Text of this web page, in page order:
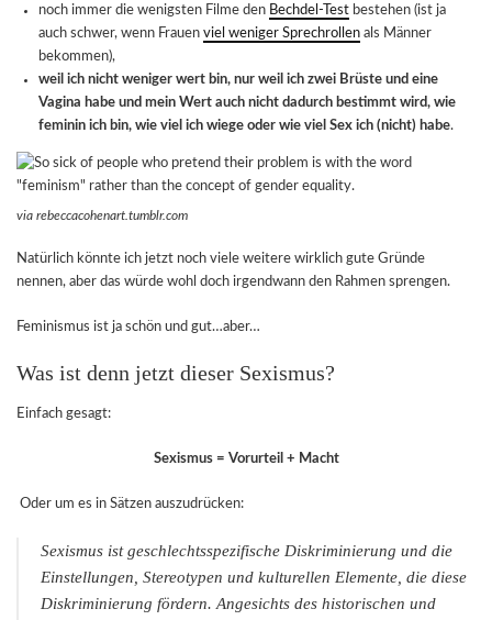
noch immer die wenigsten Filme den Bechdel-Test bestehen (ist ja
auch schwer, wenn Frauen viel weniger Sprechrollen als Männer
bekommen),
weil ich nicht weniger wert bin, nur weil ich zwei Brüste und eine
Vagina habe und mein Wert auch nicht dadurch bestimmt wird, wie
feminin ich bin, wie viel ich wiege oder wie viel Sex ich (nicht) habe.
via rebeccacohenart.tumblr.com
Natürlich könnte ich jetzt noch viele weitere wirklich gute Gründe
nennen, aber das würde wohl doch irgendwann den Rahmen sprengen.
Feminismus ist ja schön und gut…aber…
Was ist denn jetzt dieser Sexismus?
Einfach gesagt:
Sexismus = Vorurteil + Macht
Oder um es in Sätzen auszudrücken:
Sexismus ist geschlechtsspezifische Diskriminierung und die
Einstellungen, Stereotypen und kulturellen Elemente, die diese
Diskriminierung fördern. Angesichts des historischen und